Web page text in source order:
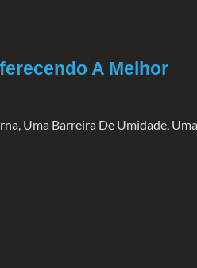
A Melhor
Uma Barreira De Umidade,